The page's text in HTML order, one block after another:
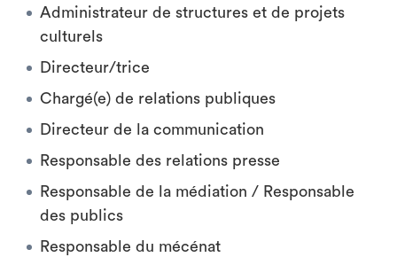
Administrateur de structures et de projets
culturels
Directeur/trice
Chargé(e) de relations publiques
Directeur de la communication
Responsable des relations presse
Responsable de la médiation / Responsable
des publics
Responsable du mécénat